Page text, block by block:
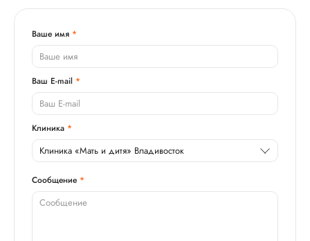
Ваше имя
Ваш E-mail
Клиника
Клиника «Мать и дитя» Владивосток
Сообщение